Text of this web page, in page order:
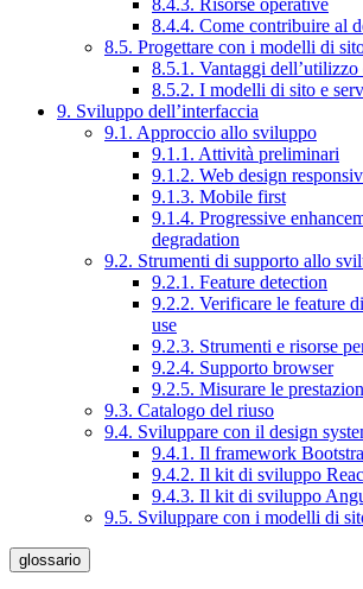
8.4.3. Risorse operative
8.4.4. Come contribuire al
8.5. Progettare con i modelli di
8.5.1. Vantaggi
8.5.2. I modelli di sito e
9. Sviluppo dell’interfaccia
9.1. Approccio allo sviluppo
9.1.1. Attività preliminari
9.1.2. Web design
9.1.3. Mobile first
9.1.4. Progressive
degradation
9.2. Strumenti di supporto allo
9.2.1. Feature detection
9.2.2. Verificare le feature
use
9.2.3. Strumenti e risorse
9.2.4. Supporto browser
9.2.5. Misurare le
9.3. Catalogo del riuso
9.4. Sviluppare con il design
9.4.1. Il framework
9.4.2. Il kit di sviluppo
9.4.3. Il kit di sviluppo
9.5. Sviluppare con i modelli di
glossario